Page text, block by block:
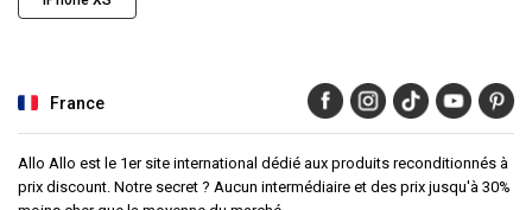
France
Allo Allo est le 1er site international dédié aux produits reconditionnés à
prix discount. Notre secret ? Aucun intermédiaire et des prix jusqu'à 30%